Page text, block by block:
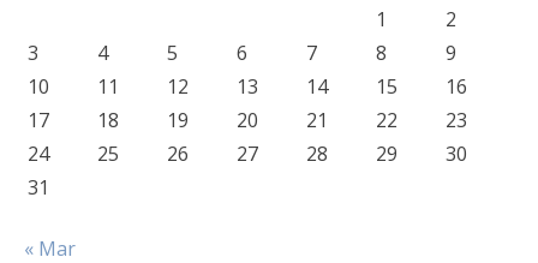
1
2
3
4 5 6 7 8
9
10
11 12 13 14 15
16
17
18 19 20 21 22
23
24
25 26 27 28 29
30
31
« Mar